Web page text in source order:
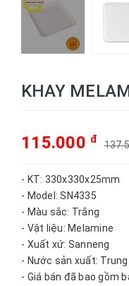
KHAY
115.000 đ
- KT: 330x330x25mm
- Model: SN4335
- Màu sắc: Trắng
- Vật liệu: Melamine
- Xuất xứ: Sanneng
- Nước sản xuất:
- Giá bán đã bao gồm